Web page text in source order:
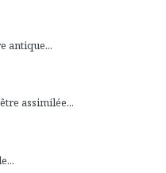
antique...
assimilée...